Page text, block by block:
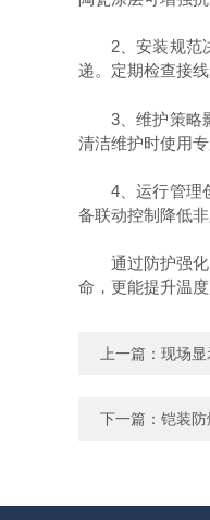
2、安装规范决
递。定期检查接
3、维护策略影
清洁维护时使用
4、运行管理创
备联动控制降低
通过防护强化
命，更能提升温
上一篇： 现场
下一篇： 铠装